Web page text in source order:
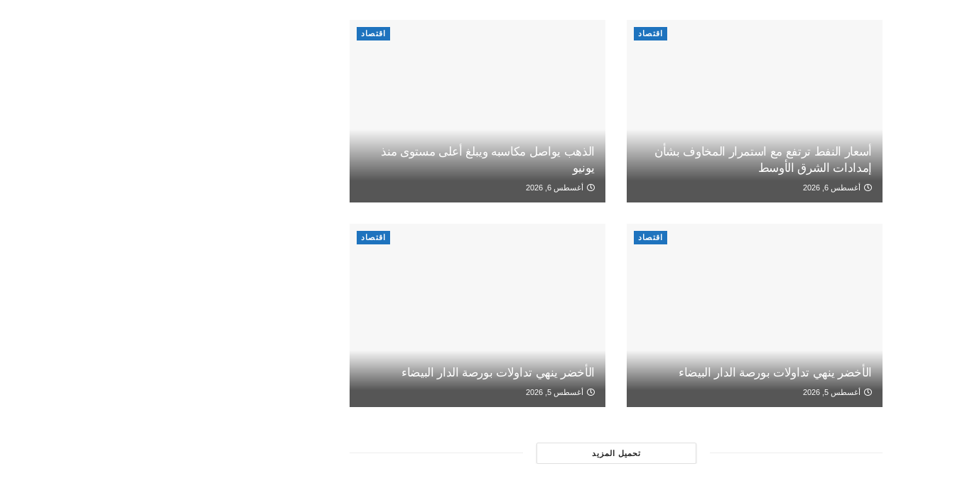
اقتصاد
أسعار النفط ترتفع مع استمرار المخاوف بشأن
إمدادات الشرق الأوسط
أغسطس 6, 2026
اقتصاد
الذهب يواصل مكاسبه ويبلغ أعلى مستوى منذ
يونيو
أغسطس 6, 2026
اقتصاد
الأخضر ينهي تداولات بورصة الدار البيضاء
أغسطس 5, 2026
اقتصاد
الأخضر ينهي تداولات بورصة الدار البيضاء
أغسطس 5, 2026
تحميل المزيد